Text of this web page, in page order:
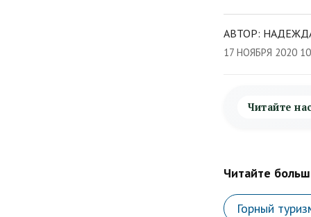
АВТОР:
17 НОЯБРЯ 2020
Читайте
Читайте
Горный